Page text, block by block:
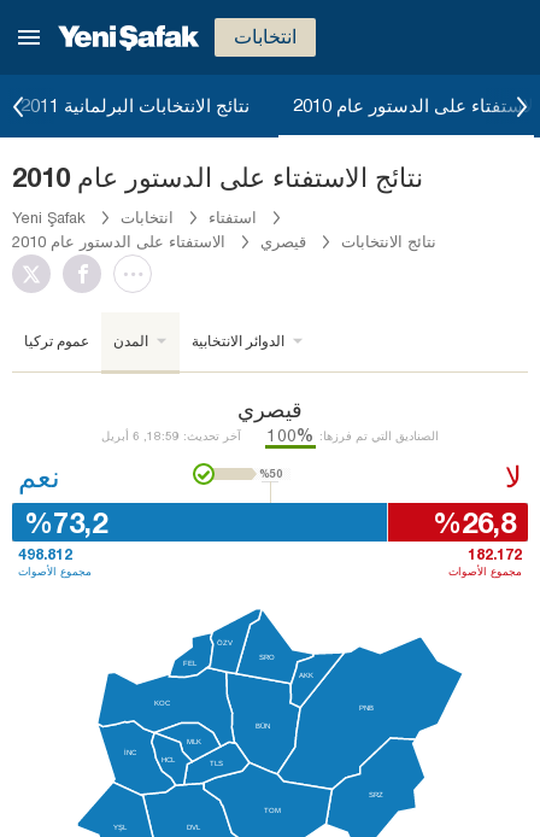
انتخابات
نتائج الانتخابات البرلمانية 2011 على الدستور عام 2010
نتائج الاستفتاء على الدستور عام 2010
Yeni Şafak انتخابات
استفتاء
الاستفتاء على الدستور عام 2010
قيصري نتائج الانتخابات
عموم تركيا المدن الدوائر الانتخابية
قيصري
آخر تحديث: 18:59, 6 أبريل الصناديق التي تم فرزها: %100
%50
نعم
%73,2
498.812
مجموع الأصوات
لا
%26,8
182.172
مجموع الأصوات
BÜN
DVL
FEL
İNC
PNB
SRO
SRZ
TOM
YŞL
AKK
TLS
KOC
MLK
HCL
ÖZV